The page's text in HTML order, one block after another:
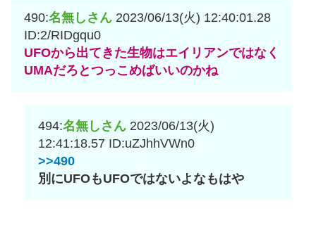
490:名無しさん 2023/06/13(火) 12:40:01.28
ID:2/RIDgqu0
UFOから出てきた生物はエイリアンではなく
UMAだろとつっこめばいいのかね
494:名無しさん 2023/06/13(火)
12:41:18.57 ID:uZJhhVWn0
>>490
別にUFOもUFOではないよなもはや